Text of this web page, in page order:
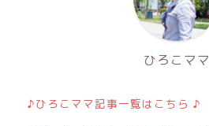
ひろこママ
♪ひろこママ記事一覧はこちら ♪